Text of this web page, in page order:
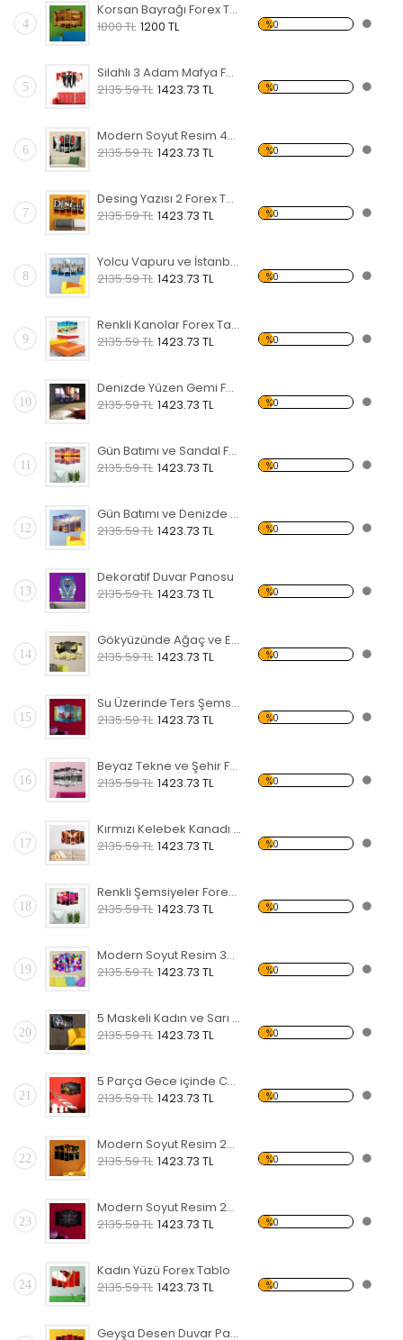
4
Korsan Bayrağı Forex Tablo
1800 TL 1200 TL %0
5
Silahlı 3 Adam Mafya Forex Tablo
2135.59 TL 1423.73 TL %0
6
Modern Soyut Resim 40 Forex Tablo
2135.59 TL 1423.73 TL %0
7
Desing Yazısı 2 Forex Tablo
2135.59 TL 1423.73 TL %0
8
Yolcu Vapuru ve İstanbul Forex Tablo
2135.59 TL 1423.73 TL %0
9
Renkli Kanolar Forex Tablo
2135.59 TL 1423.73 TL %0
10
Denizde Yüzen Gemi Forex Tablo
2135.59 TL 1423.73 TL %0
11
Gün Batımı ve Sandal Forex Tablo
2135.59 TL 1423.73 TL %0
12
Gün Batımı ve Denizde Yelkenli Forex Tablo
2135.59 TL 1423.73 TL %0
13
Dekoratif Duvar Panosu
2135.59 TL 1423.73 TL %0
14
Gökyüzünde Ağaç ve Ev Forex Tablo
2135.59 TL 1423.73 TL %0
15
Su Üzerinde Ters Şemsiye Forex Tablo
2135.59 TL 1423.73 TL %0
16
Beyaz Tekne ve Şehir Forex Tablo
2135.59 TL 1423.73 TL %0
17
Kırmızı Kelebek Kanadı Forex Tablo
2135.59 TL 1423.73 TL %0
18
Renkli Şemsiyeler Forex Tablo
2135.59 TL 1423.73 TL %0
19
Modern Soyut Resim 30 Forex Tablo
2135.59 TL 1423.73 TL %0
20
5 Maskeli Kadın ve Sarı Koltuk Forex Tablo
2135.59 TL 1423.73 TL %0
21
5 Parça Gece içinde Cami Forex Tablo
2135.59 TL 1423.73 TL %0
22
Modern Soyut Resim 29 Forex Tablo
2135.59 TL 1423.73 TL %0
23
Modern Soyut Resim 28 Forex Tablo
2135.59 TL 1423.73 TL %0
24
Kadın Yüzü Forex Tablo
2135.59 TL 1423.73 TL %0
Geyşa Desen Duvar Panosu 2